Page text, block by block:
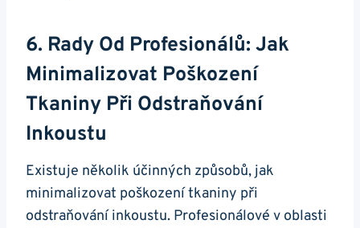
6. Rady Od Profesionálů: Jak
Minimalizovat Poškození
Tkaniny Při Odstraňování
Inkoustu
Existuje několik účinných způsobů, jak
minimalizovat poškození tkaniny při
odstraňování inkoustu. Profesionálové v oblasti